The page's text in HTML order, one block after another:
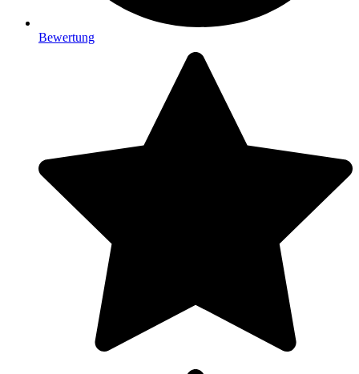
Bewertung